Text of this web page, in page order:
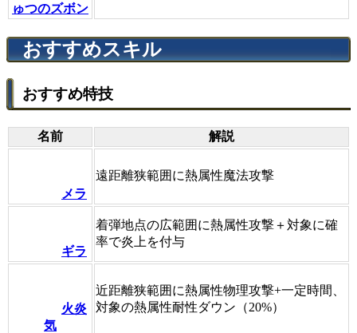
ゅつのズボン
おすすめスキル
おすすめ特技
名前 解説
メラ
遠距離狭範囲に熱属性魔法攻撃
ギラ
着弾地点の広範囲に熱属性攻撃＋対象に確
率で炎上を付与
火炎
気
近距離狭範囲に熱属性物理攻撃+一定時間、
対象の熱属性耐性ダウン（20%）